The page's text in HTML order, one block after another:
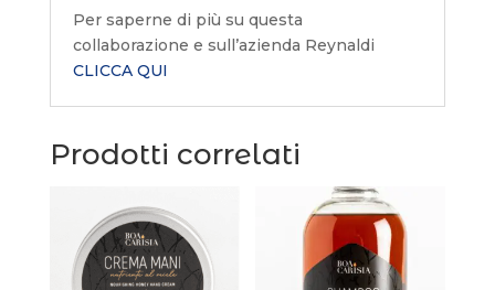
Per saperne di più su questa
collaborazione e sull’azienda Reynaldi
CLICCA QUI
Prodotti correlati